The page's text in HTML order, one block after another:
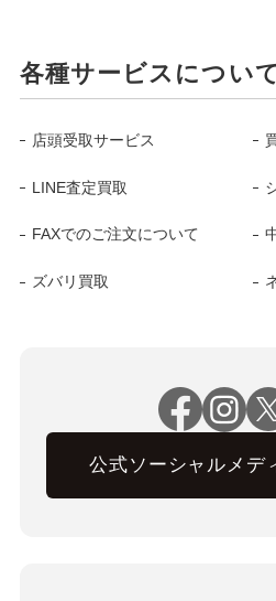
各種サービスについ
店頭受取サービス
LINE査定買取
FAXでのご注文について
ズバリ買取
公式ソーシャルメデ